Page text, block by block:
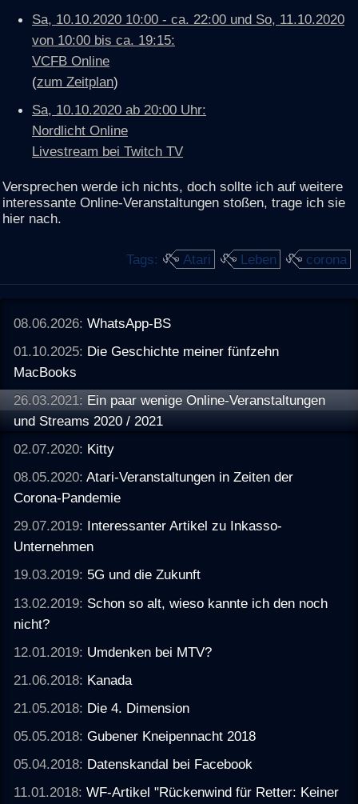
Sa, 10.10.2020 10:00 - ca. 22:00 und So, 11.10.2020
von 10:00 bis ca. 19:15:
VCFB Online
(zum Zeitplan)
Sa, 10.10.2020 ab 20:00 Uhr:
Nordlicht Online
Livestream bei Twitch TV
Versprechen werde ich nichts, doch sollte ich auf weitere
interessante Online-Veranstaltungen stoßen, trage ich sie
hier nach.
Tags: Atari Leben corona
08.06.2026:WhatsApp-BS
01.10.2025: Die Geschichte meiner fünfzehn
MacBooks
26.03.2021: Ein paar wenige Online-Veranstaltungen
und Streams 2020 / 2021
02.07.2020: Kitty
08.05.2020:Atari-Veranstaltungen in Zeiten der
Corona-Pandemie
29.07.2019: Interessanter Artikel zu Inkasso-
Unternehmen
19.03.2019: 5G und die Zukunft
13.02.2019: Schon so alt, wieso kannte ich den noch
nicht?
12.01.2019: Umdenken bei MTV?
21.06.2018: Kanada
21.05.2018: Die 4. Dimension
05.05.2018:Gubener Kneipennacht 2018
05.04.2018: Datenskandal bei Facebook
11.01.2018:WF-Artikel "Rückenwind für Retter: Keiner